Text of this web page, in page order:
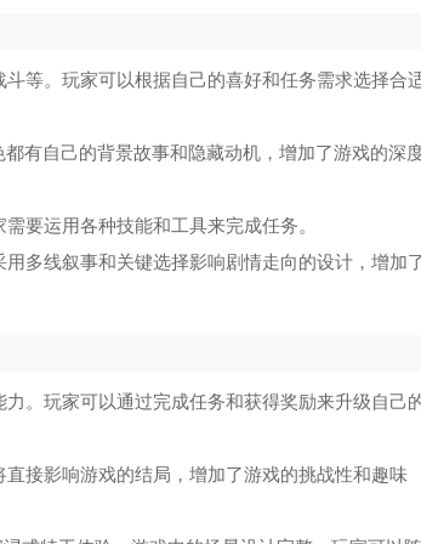
等。玩家可以根据自己的喜好和任务需求选择合
有自己的背景故事和隐藏动机，增加了游戏的深
要运用各种技能和工具来完成任务。
多线叙事和关键选择影响剧情走向的设计，增加
。玩家可以通过完成任务和获得奖励来升级自己
接影响游戏的结局，增加了游戏的挑战性和趣味